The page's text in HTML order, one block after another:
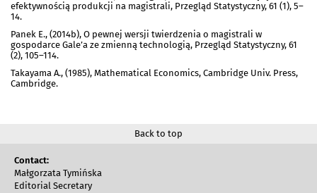
efektywnością produkcji na magistrali, Przegląd Statystyczny, 61 (1), 5–
14.
Panek E., (2014b), O pewnej wersji twierdzenia o magistrali w
gospodarce Gale’a ze zmienną technologią, Przegląd Statystyczny, 61
(2), 105–114.
Takayama A., (1985), Mathematical Economics, Cambridge Univ. Press,
Cambridge.
Back to top
Contact:
Małgorzata Tymińska
Editorial Secretary